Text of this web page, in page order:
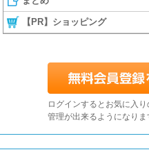
【PR】ショッピング
ログインするとお気に入
管理が出来るようになりま